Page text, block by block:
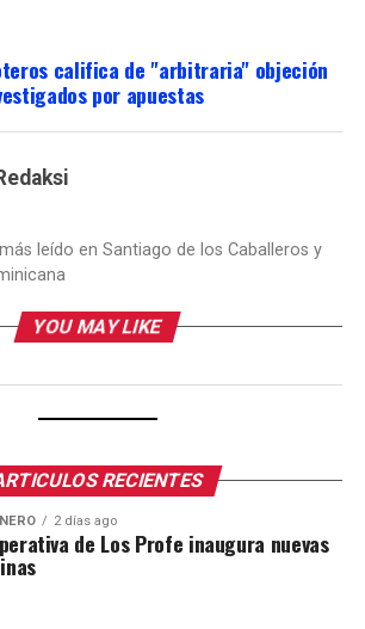
califica de "arbitraria" objeción
por apuestas
leído en Santiago de los Caballeros y
YOU MAY LIKE
RECIENTES
2 días ago
de Los Profe inaugura nuevas